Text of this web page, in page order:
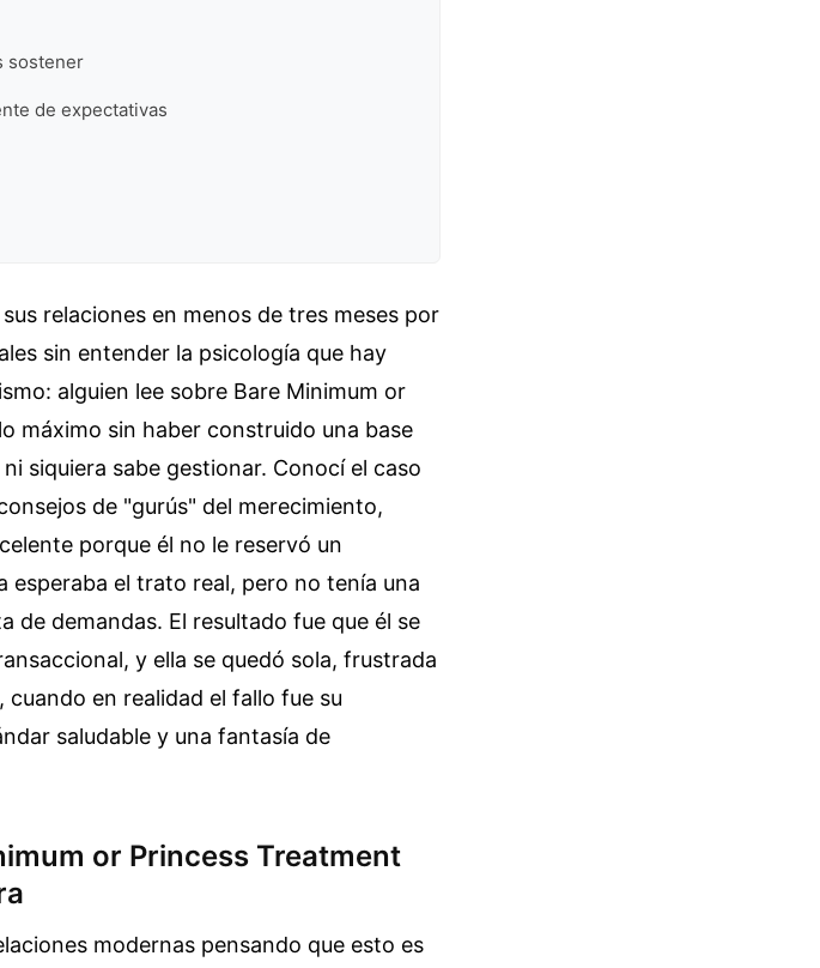
sostener
de expectativas
relaciones en menos de tres meses por
sin entender la psicología que hay
alguien lee sobre Bare Minimum or
máximo sin haber construido una base
siquiera sabe gestionar. Conocí el caso
de "gurús" del merecimiento,
porque él no le reservó un
esperaba el trato real, pero no tenía una
de demandas. El resultado fue que él se
y ella se quedó sola, frustrada
en realidad el fallo fue su
saludable y una fantasía de
or Princess Treatment
modernas pensando que esto es